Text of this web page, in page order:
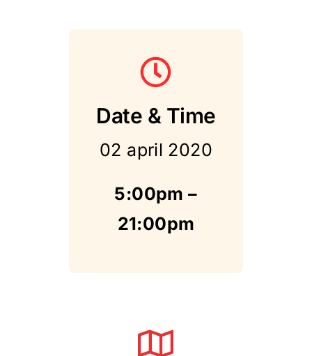
Date & Time
02 april 2020
5:00pm –
21:00pm